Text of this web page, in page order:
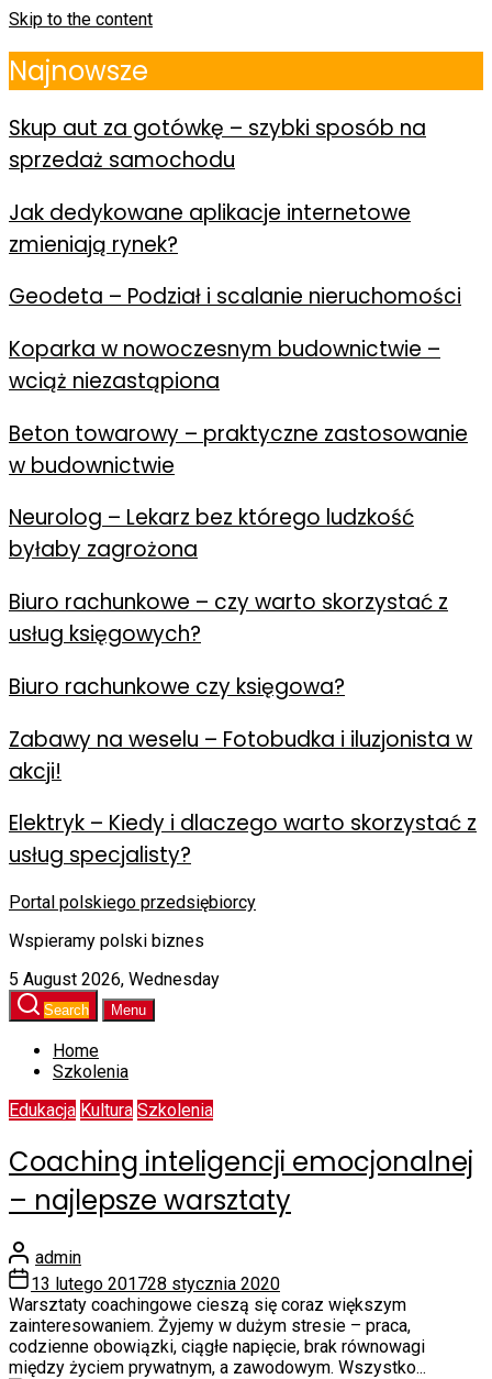
Skip to the content
Najnowsze
Skup aut za gotówkę – szybki sposób na
sprzedaż samochodu
Jak dedykowane aplikacje internetowe
zmieniają rynek?
Geodeta – Podział i scalanie nieruchomości
Koparka w nowoczesnym budownictwie –
wciąż niezastąpiona
Beton towarowy – praktyczne zastosowanie
w budownictwie
Neurolog – Lekarz bez którego ludzkość
byłaby zagrożona
Biuro rachunkowe – czy warto skorzystać z
usług księgowych?
Biuro rachunkowe czy księgowa?
Zabawy na weselu – Fotobudka i iluzjonista w
akcji!
Elektryk – Kiedy i dlaczego warto skorzystać z
usług specjalisty?
Portal polskiego przedsiębiorcy
Wspieramy polski biznes
5 August 2026, Wednesday
Search Menu
Home
Szkolenia
Edukacja Kultura Szkolenia
Coaching inteligencji emocjonalnej
– najlepsze warsztaty
admin
13 lutego 201728 stycznia 2020
Warsztaty coachingowe cieszą się coraz większym
zainteresowaniem. Żyjemy w dużym stresie – praca,
codzienne obowiązki, ciągłe napięcie, brak równowagi
między życiem prywatnym, a zawodowym. Wszystko...